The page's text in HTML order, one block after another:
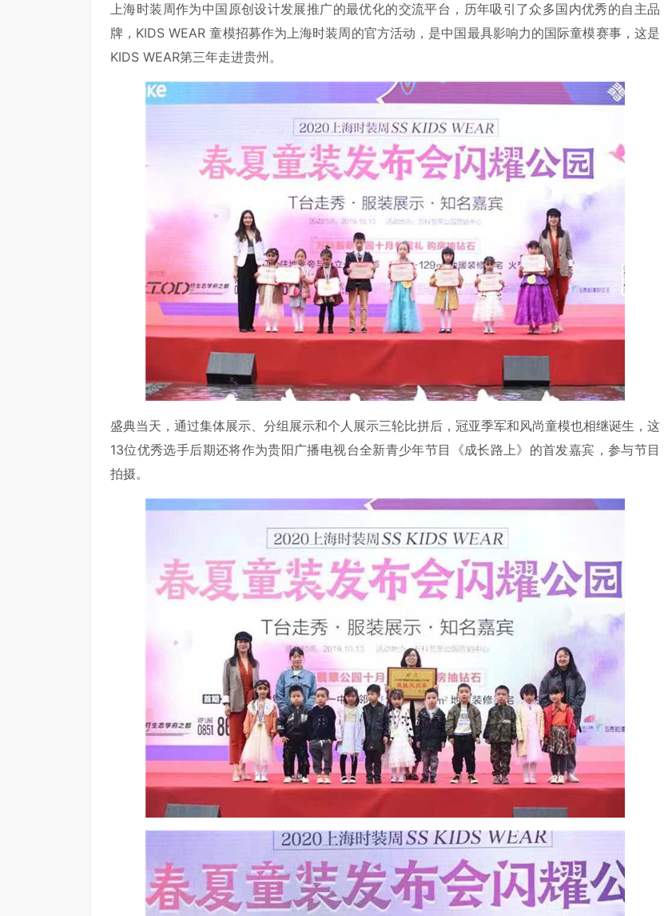
上海时装周作为中国原创设计发展推广的最优化的交流平台，历年吸引了众多国内优秀的自主品
牌，KIDS WEAR 童模招募作为上海时装周的官方活动，是中国最具影响力的国际童模赛事，这是
KIDS WEAR第三年走进贵州。
盛典当天，通过集体展示、分组展示和个人展示三轮比拼后，冠亚季军和风尚童模也相继诞生，这
13位优秀选手后期还将作为贵阳广播电视台全新青少年节目《成长路上》的首发嘉宾，参与节目
拍摄。